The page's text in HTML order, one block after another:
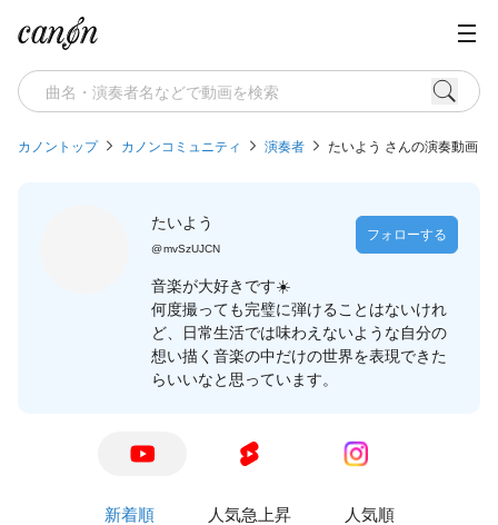
カノントップ カノンコミュニティ 演奏者 たいよう さんの演奏動画
たいよう
@mvSzUJCN
フォローする
音楽が大好きです☀️
何度撮っても完璧に弾けることはないけれ
ど、日常生活では味わえないような自分の
想い描く音楽の中だけの世界を表現できた
らいいなと思っています。
新着順 人気急上昇 人気順